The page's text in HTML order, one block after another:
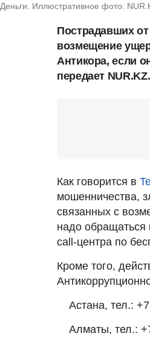
Деньги. Иллюстративное фото:
Пострадавших
возмещение
Антикора, если
передает NUR.KZ.
Как говорится в
мошенничества,
связанных с
надо обращаться
call-центра по
Кроме того,
Астана, тел.:
Алматы, тел.: